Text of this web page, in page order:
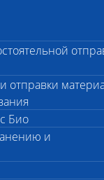
отправки
Био
и